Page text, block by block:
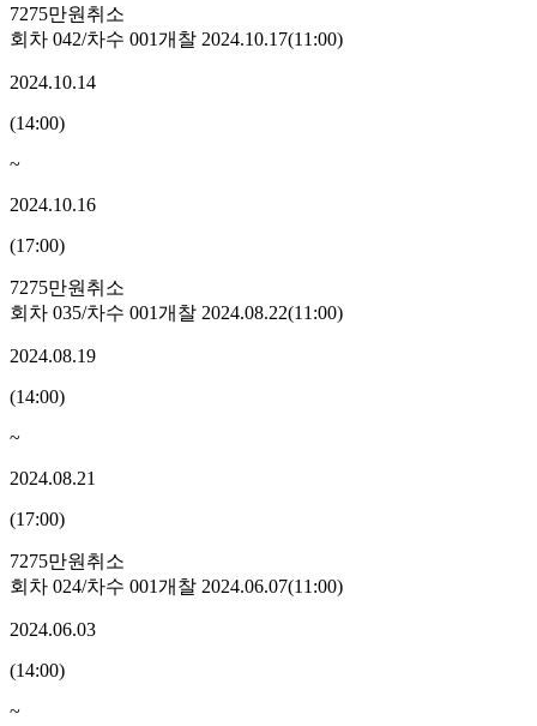
7275만원 취소
회차 042/차수 001개찰 2024.10.17(11:00)
2024.10.14
(14:00)
~
2024.10.16
(17:00)
7275만원 취소
회차 035/차수 001개찰 2024.08.22(11:00)
2024.08.19
(14:00)
~
2024.08.21
(17:00)
7275만원 취소
회차 024/차수 001개찰 2024.06.07(11:00)
2024.06.03
(14:00)
~